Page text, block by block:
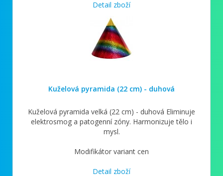
Detail zboží
Kuželová pyramida (22 cm) - duhová
Kuželová pyramida velká (22 cm) - duhová Eliminuje
elektrosmog a patogenní zóny. Harmonizuje tělo i
mysl.
Modifikátor variant cen
Detail zboží